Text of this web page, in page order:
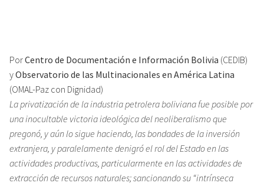
PorCentro de Documentación e Información Bolivia (CEDIB)
yObservatorio de las Multinacionales en América Latina
(OMAL-Paz con Dignidad)
La privatización de la industria petrolera boliviana fue posible por
una inocultable victoria ideológica del neoliberalismo que
pregonó, y aún lo sigue haciendo, las bondades de la inversión
extranjera, y paralelamente denigró el rol del Estado en las
actividades productivas, particularmente en las actividades de
extracción de recursos naturales; sancionando su “intrínseca